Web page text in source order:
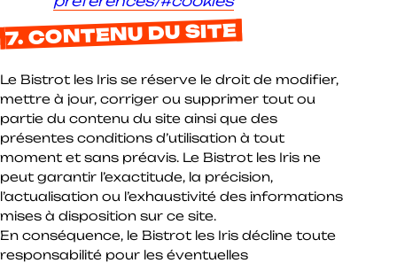
7. CONTENU DU SITE
Le Bistrot les Iris se réserve le droit de modifier,
mettre à jour, corriger ou supprimer tout ou
partie du contenu du site ainsi que des
présentes conditions d’utilisation à tout
moment et sans préavis. Le Bistrot les Iris ne
peut garantir l’exactitude, la précision,
l’actualisation ou l’exhaustivité des informations
mises à disposition sur ce site.
En conséquence, le Bistrot les Iris décline toute
responsabilité pour les éventuelles